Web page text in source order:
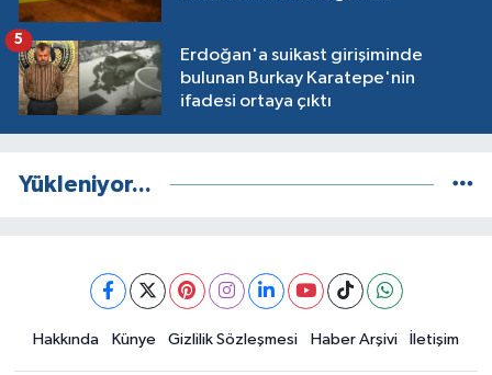
Erdoğan'a suikast girişiminde
bulunan Burkay Karatepe'nin
ifadesi ortaya çıktı
5
Yükleniyor...
Hakkında Künye Gizlilik Sözleşmesi Haber Arşivi İletişim